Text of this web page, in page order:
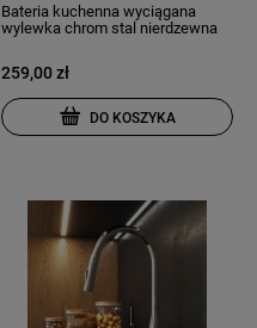
Bateria kuchenna wyciągana
wylewka chrom stal nierdzewna
259,00 zł
DO KOSZYKA